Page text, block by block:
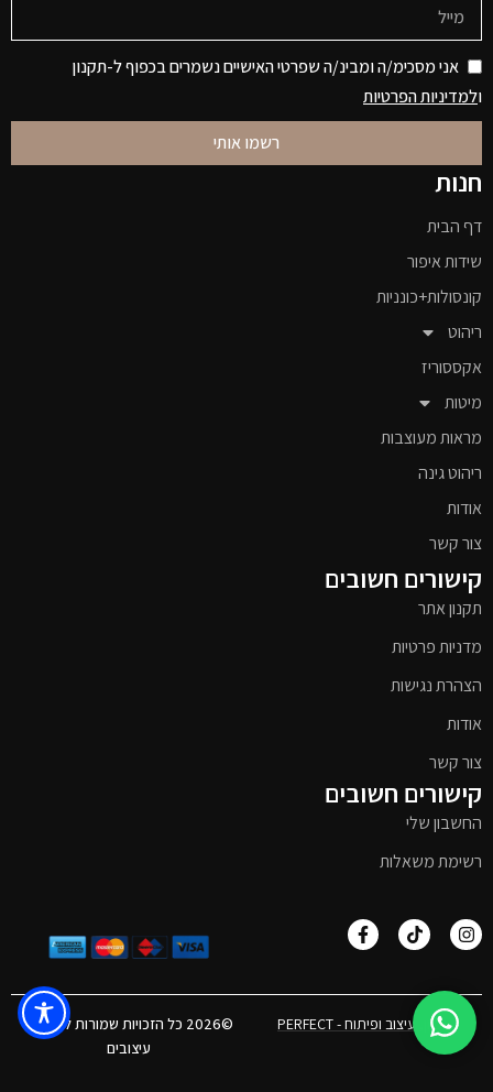
אני מסכימ/ה ומבינ/ה שפרטי האישיים נשמרים בכפוף ל-תקנון
ולמדיניות הפרטיות
רשמו אותי
חנות
דף הבית
שידות איפור
קונסולות+כונניות
ריהוט
אקססוריז
מיטות
מראות מעוצבות
ריהוט גינה
אודות
צור קשר
קישורים חשובים
תקנון אתר
מדניות פרטיות
הצהרת נגישות
אודות
צור קשר
קישורים חשובים
החשבון שלי
רשימת משאלות
אפיון, עיצוב ופיתוח - PERFECT
©2026 כל הזכויות שמורות לטימבר
עיצובים